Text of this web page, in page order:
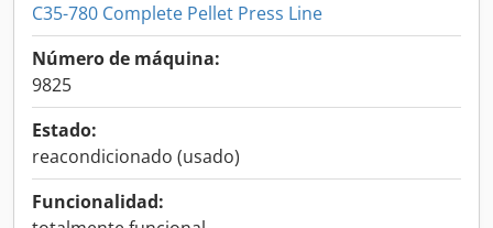
C35-780 Complete Pellet Press Line
Número de máquina:
9825
Estado:
reacondicionado (usado)
Funcionalidad: